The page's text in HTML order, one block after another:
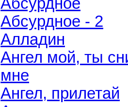
Абсурдное
Абсурдное - 2
Алладин
Ангел мой, ты
мне
Ангел, прилетай